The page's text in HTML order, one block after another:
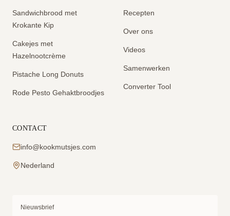
Sandwichbrood met
Krokante Kip
Cakejes met
Hazelnootcrème
Pistache Long Donuts
Rode Pesto Gehaktbroodjes
Recepten
Over ons
Videos
Samenwerken
Converter Tool
CONTACT
info@kookmutsjes.com
Nederland
Nieuwsbrief